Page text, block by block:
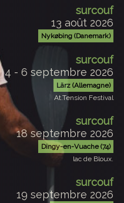
surcouf
4 - 6 septembre 2026
At.Tension Festival
surcouf
18 septembre 2026
lac de Bloux.
surcouf
19 septembre 2026
Saison culturelle de Mond’Arverne
communauté, Lac d'Aydat.